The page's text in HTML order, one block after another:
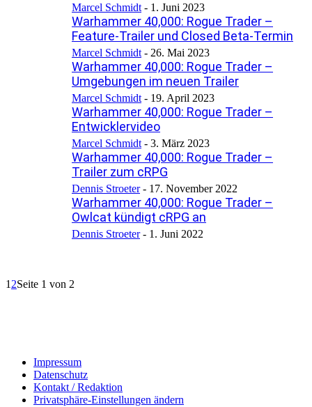
Marcel Schmidt - 1. Juni 2023
Warhammer 40,000: Rogue Trader –
Feature-Trailer und Closed Beta-Termin
Marcel Schmidt - 26. Mai 2023
Warhammer 40,000: Rogue Trader –
Umgebungen im neuen Trailer
Marcel Schmidt - 19. April 2023
Warhammer 40,000: Rogue Trader –
Entwicklervideo
Marcel Schmidt - 3. März 2023
Warhammer 40,000: Rogue Trader –
Trailer zum cRPG
Dennis Stroeter - 17. November 2022
Warhammer 40,000: Rogue Trader –
Owlcat kündigt cRPG an
Dennis Stroeter - 1. Juni 2022
1 2Seite 1 von 2
Impressum
Datenschutz
Kontakt / Redaktion
Privatsphäre-Einstellungen ändern